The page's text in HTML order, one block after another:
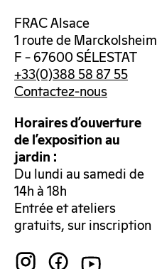
FRAC Alsace
1 route de Marckolsheim
F – 67600 SÉLESTAT
+33(0)388 58 87 55
Contactez-nous
Horaires d’ouverture
de l’exposition au
jardin :
Du lundi au samedi de
14h à 18h
Entrée et ateliers
gratuits, sur inscription